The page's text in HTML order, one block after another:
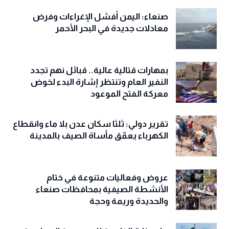
صنعاء: اليمن أفشل الإغراءات وفرض
معادلات جديدة في البحر الأحمر
بمهارات قتالية عالية.. قبائل نهم تجدد
النفير العام وتنتظر إشارة البدء لخوض
معركة الفتح الموعود
تقرير دولي: ثلثا سكان عدن بلا ماء وانقطاع
الكهرباء يعمّق مأساة الصيف بالمدينة
عروض وفعاليات متنوعة في ختام
الأنشطة الصيفية بمحافظات صنعاء
والحديدة وريمة وحجة